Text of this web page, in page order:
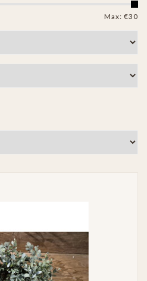
Max: €30